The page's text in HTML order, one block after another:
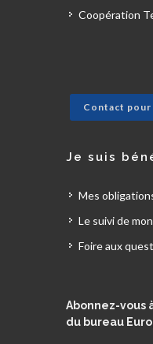
Coopération
Contact
Je suis
Mes
Le suivi de
Foire aux
Abonnez-
du bureau